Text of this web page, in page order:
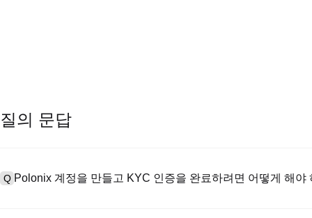
질의 문답
Q Polonix 계정을 만들고 KYC 인증을 완료하려면 어떻게 해야